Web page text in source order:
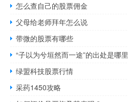
怎么查自己的股票佣金
父母给老师拜年怎么说
带微的股票有哪些
“子以为兮垣然而一途”的出处是哪里
绿盟科技股票行情
采药1450攻略